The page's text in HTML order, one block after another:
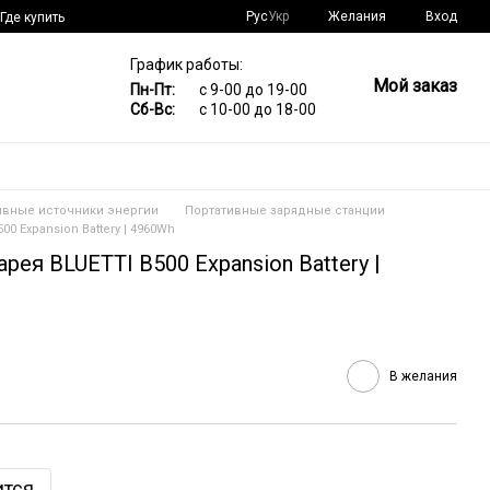
Где купить РусУкр Желания Вход
График работы:
Пн-Пт:
с 9-00 до 19-00
Сб-Вс:
с 10-00 до 18-00
Мой заказ
источники энергии
Портативные зарядные станции
Expansion Battery | 4960Wh
BLUETTI B500 Expansion Battery |
В желания